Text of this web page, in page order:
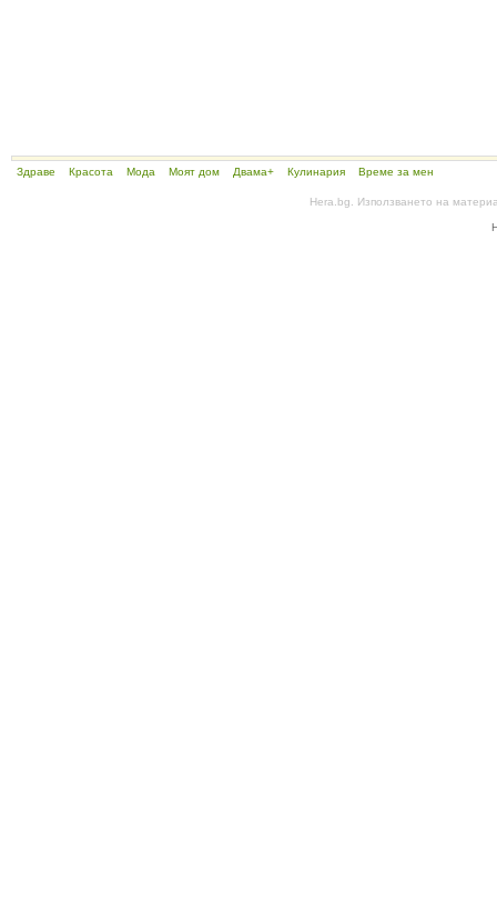
Здраве Красота Мода Моят дом Двама+ Кулинария Време за мен
Hera.bg. Използването на